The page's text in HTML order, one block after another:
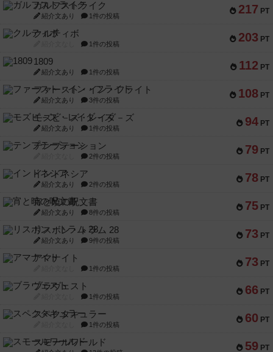
217 PT
ガルフストライク
紹介文あり 1件の投稿
203 PT
クルティボ
1件の投稿
112 PT
1809
紹介文あり 1件の投稿
108 PT
ファースト・イン・フライト
紹介文あり 3件の投稿
94 PT
モズビ－ズ・レイダ－ズ
紹介文あり 1件の投稿
79 PT
テンプテーション
2件の投稿
78 PT
インドネシア
紹介文あり 2件の投稿
75 PT
宵と暁の呪文書
紹介文あり 8件の投稿
73 PT
リスボン・トラム 28
紹介文あり 9件の投稿
73 PT
アマナイト
1件の投稿
66 PT
ブラヴェスト
1件の投稿
60 PT
スペクタキュラー
1件の投稿
59 PT
スモールワールド